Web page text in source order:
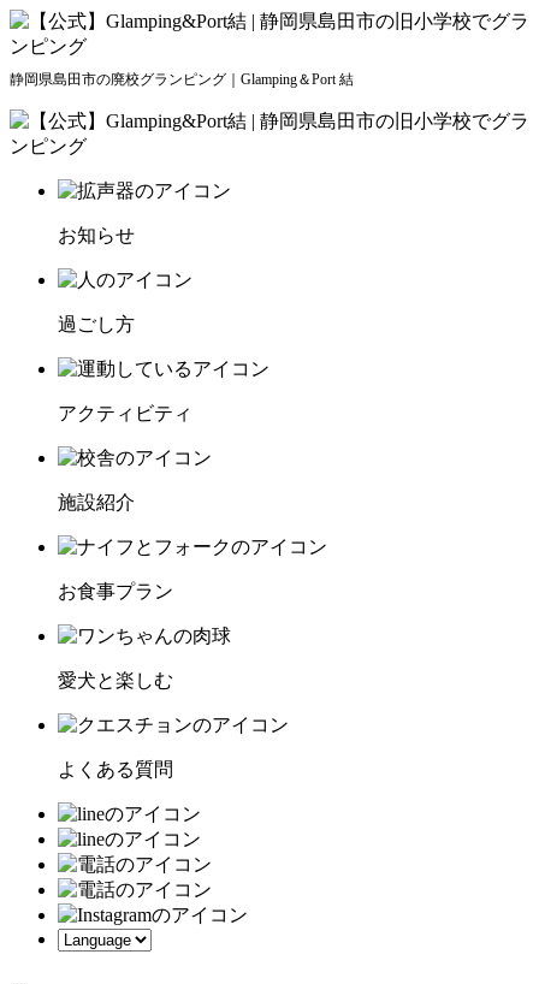
静岡県島田市の廃校グランピング｜Glamping＆Port 結
お知らせ
過ごし方
アクティビティ
施設紹介
お食事プラン
愛犬と楽しむ
よくある質問